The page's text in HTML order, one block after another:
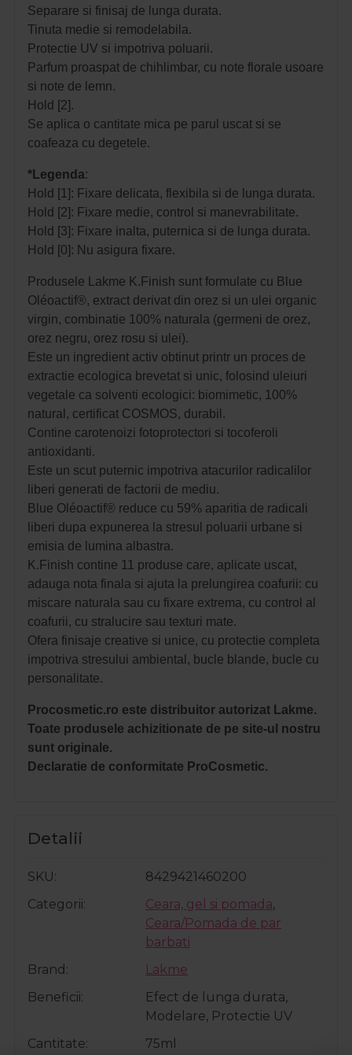
Separare si finisaj de lunga durata.
Tinuta medie si remodelabila.
Protectie UV si impotriva poluarii.
Parfum proaspat de chihlimbar, cu note florale usoare
si note de lemn.
Hold [2].
Se aplica o cantitate mica pe parul uscat si se
coafeaza cu degetele.
*Legenda:
Hold [1]: Fixare delicata, flexibila si de lunga durata.
Hold [2]: Fixare medie, control si manevrabilitate.
Hold [3]: Fixare inalta, puternica si de lunga durata.
Hold [0]: Nu asigura fixare.
Produsele Lakme K.Finish sunt formulate cu Blue
Oléoactif®, extract derivat din orez si un ulei organic
virgin, combinatie 100% naturala (germeni de orez,
orez negru, orez rosu si ulei).
Este un ingredient activ obtinut printr un proces de
extractie ecologica brevetat si unic, folosind uleiuri
vegetale ca solventi ecologici: biomimetic, 100%
natural, certificat COSMOS, durabil.
Contine carotenoizi fotoprotectori si tocoferoli
antioxidanti.
Este un scut puternic impotriva atacurilor radicalilor
liberi generati de factorii de mediu.
Blue Oléoactif® reduce cu 59% aparitia de radicali
liberi dupa expunerea la stresul poluarii urbane si
emisia de lumina albastra.
K.Finish contine 11 produse care, aplicate uscat,
adauga nota finala si ajuta la prelungirea coafurii: cu
miscare naturala sau cu fixare extrema, cu control al
coafurii, cu stralucire sau texturi mate.
Ofera finisaje creative si unice, cu protectie completa
impotriva stresului ambiental, bucle blande, bucle cu
personalitate.
Procosmetic.ro este distribuitor autorizat Lakme.
Toate produsele achizitionate de pe site-ul nostru
sunt originale.
Declaratie de conformitate ProCosmetic.
Detalii
SKU
8429421460200
Categorii
Ceara, gel si pomada,
Ceara/Pomada de par
barbati
Brand
Lakme
Beneficii
Efect de lunga durata,
Modelare, Protectie UV
Cantitate
75ml